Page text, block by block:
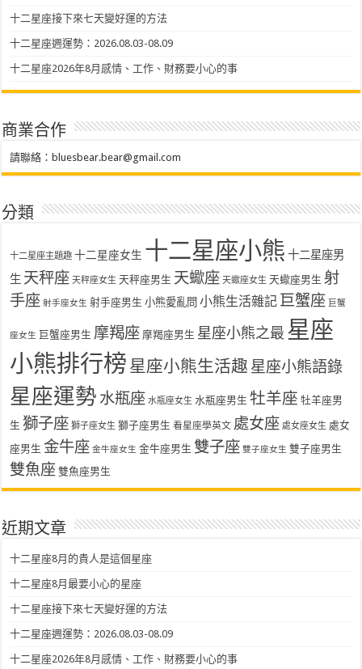
十二星座接下來七天變好運的方法
十二星座週運勢：2026.08.03-08.09
十二星座2026年8月感情、工作、財務要小心的事
商業合作
請聯絡： bluesbear.bear@gmail.com
分類
十二星座主題趣 十二星座女生 十二星座小熊 十二星座男
生 天秤座 天秤座女生 天秤座男生 天蠍座 天蠍座女生 天蠍座男生 射
手座 射手座女生 射手座男生 小熊愛亂問 小熊生活雜記 巨蟹座 巨蟹
座女生 巨蟹座男生 摩羯座 摩羯座男生 星座小熊之最 星座
小熊排行榜 星座小熊生活趣 星座小熊語錄
星座運勢 水瓶座 水瓶座女生 水瓶座男生 牡羊座 牡羊座男
生 獅子座 獅子座女生 獅子座男生 看星座學英文 處女座 處女座女生 處女
座男生 金牛座 金牛座女生 金牛座男生 雙子座 雙子座女生 雙子座男生
雙魚座 雙魚座男生
近期文章
十二星座8月的貴人是這個星座
十二星座8月最要小心的星座
十二星座接下來七天變好運的方法
十二星座週運勢：2026.08.03-08.09
十二星座2026年8月感情、工作、財務要小心的事